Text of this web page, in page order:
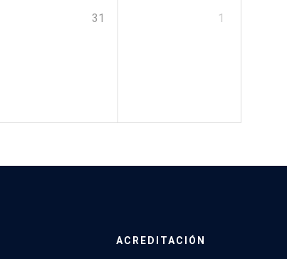
31 1
ACREDITACIÓN